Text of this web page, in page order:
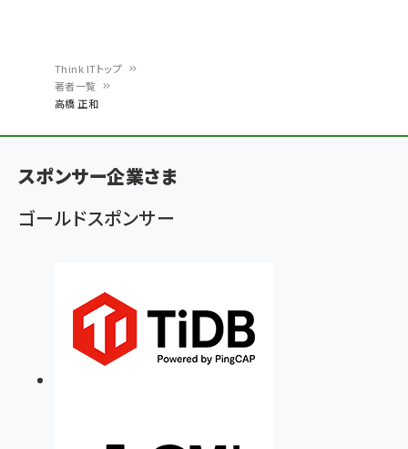
ン
く
ず
Think ITトップ
著者一覧
高橋 正和
スポンサー企業さま
ゴールドスポンサー